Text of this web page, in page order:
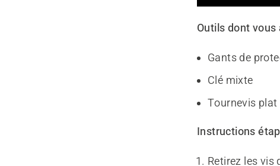
Outils dont vous
Gants de
Clé mixte
Tournevis plat
Instructions
Retirez les vis